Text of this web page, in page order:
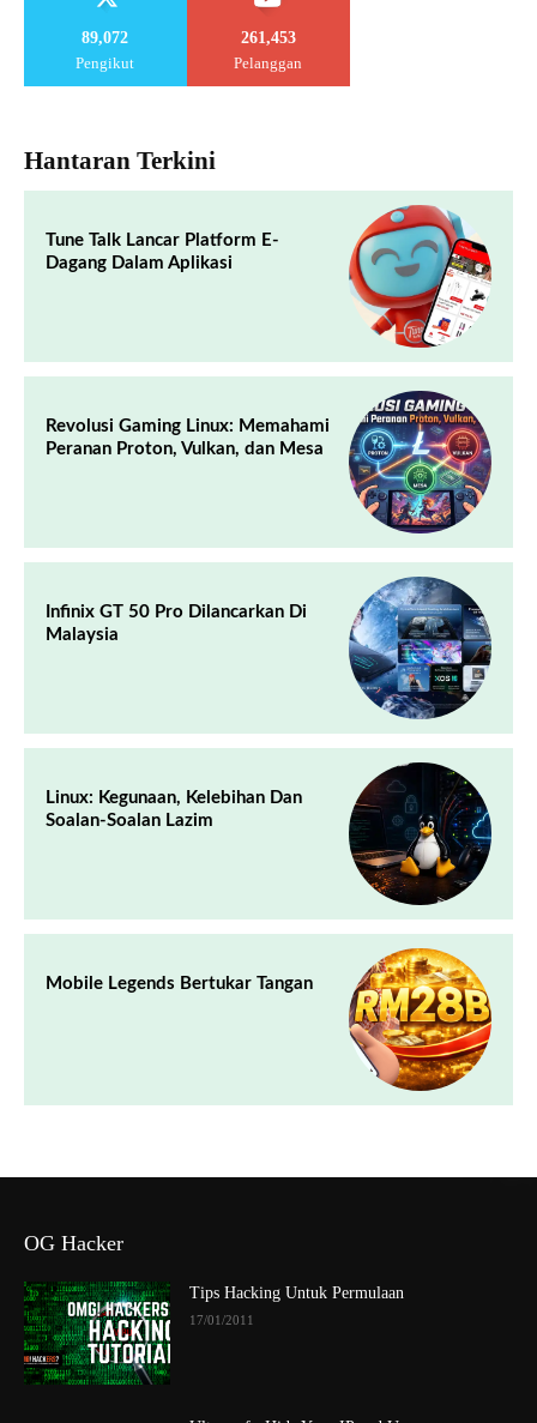
89,072
Pengikut
261,453
Pelanggan
Hantaran Terkini
Tune Talk Lancar Platform E-
Dagang Dalam Aplikasi
Revolusi Gaming Linux: Memahami
Peranan Proton, Vulkan, dan Mesa
Infinix GT 50 Pro Dilancarkan Di
Malaysia
Linux: Kegunaan, Kelebihan Dan
Soalan-Soalan Lazim
Mobile Legends Bertukar Tangan
OG Hacker
Tips Hacking Untuk Permulaan
17/01/2011